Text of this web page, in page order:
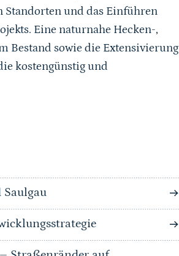
Standorten und das Einführen
Eine naturnahe Hecken-,
Bestand sowie die Extensivierung
kostengünstig und